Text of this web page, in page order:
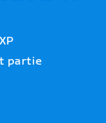
partie